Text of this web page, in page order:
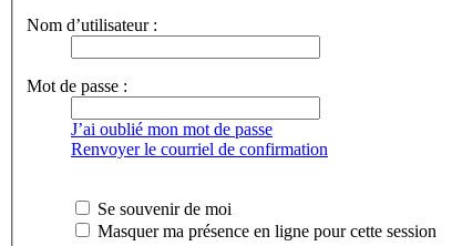
Nom d’utilisateur :
Mot de passe :
J’ai oublié mon mot de passe
Renvoyer le courriel de confirmation
Se souvenir de moi
Masquer ma présence en ligne pour cette session